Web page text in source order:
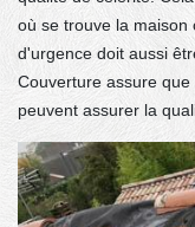
où se trouve la maison
d'urgence doit aussi
Couverture assure
peuvent assurer la